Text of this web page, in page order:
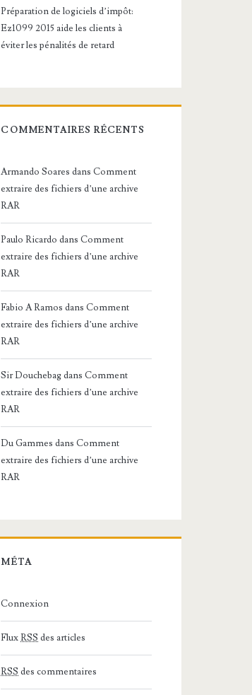
Préparation de logiciels d’impôt:
Ez1099 2015 aide les clients à
éviter les pénalités de retard
COMMENTAIRES RÉCENTS
Armando Soares dansComment
extraire des fichiers d’une archive
RAR
Paulo Ricardo dansComment
extraire des fichiers d’une archive
RAR
Fabio A Ramos dansComment
extraire des fichiers d’une archive
RAR
Sir DouchebagdansComment
extraire des fichiers d’une archive
RAR
Du Gammes dansComment
extraire des fichiers d’une archive
RAR
MÉTA
Connexion
FluxRSS des articles
RSS des commentaires